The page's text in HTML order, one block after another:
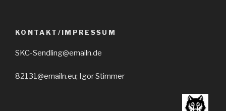
KONTAKT/IMPRESSUM
SKC-Sendling@emailn.de
82131@emailn.eu; Igor Stimmer